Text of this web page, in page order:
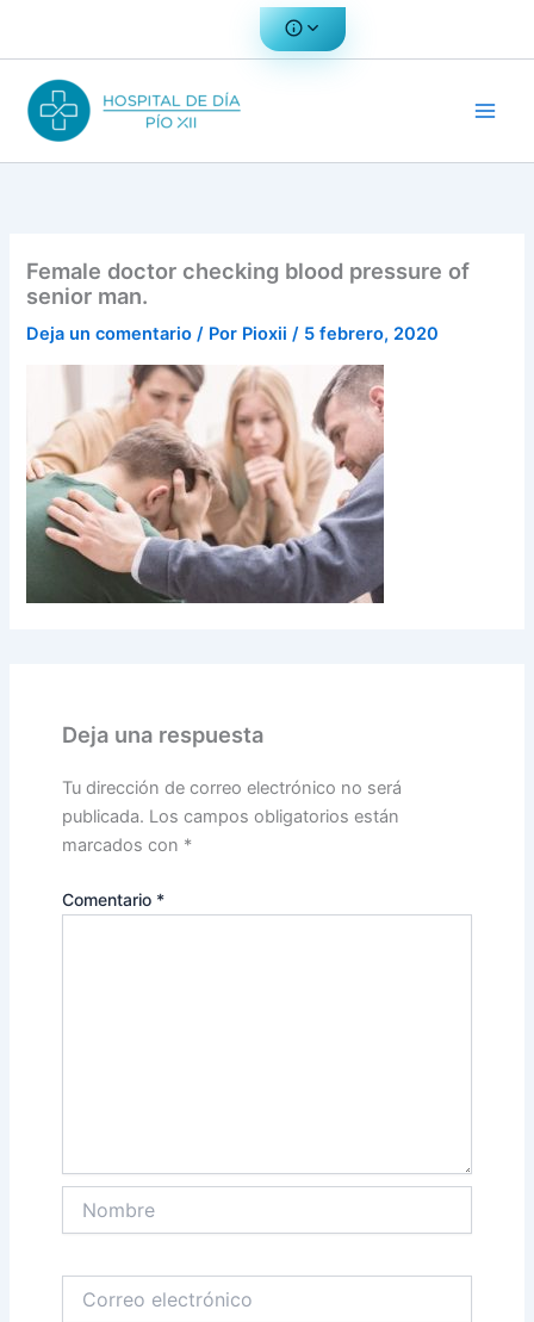
Female doctor checking blood pressure of
senior man.
Deja un comentario / Por Pioxii/ 5 febrero, 2020
Deja una respuesta
Tu dirección de correo electrónico no será
publicada. Los campos obligatorios están
marcados con *
Comentario *
electrónico